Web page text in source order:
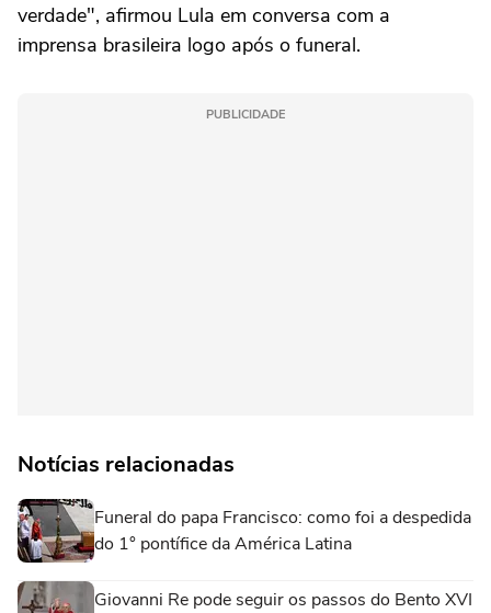
verdade", afirmou Lula em conversa com a
imprensa brasileira logo após o funeral.
PUBLICIDADE
Notícias relacionadas
Funeral do papa Francisco: como foi a despedida
do 1° pontífice da América Latina
Giovanni Re pode seguir os passos do Bento XVI